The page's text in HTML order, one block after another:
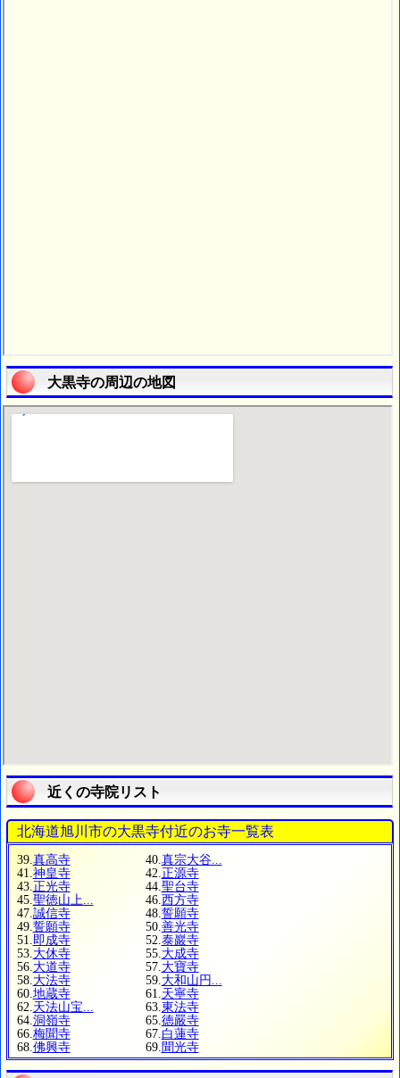
大黒寺の周辺の地図
近くの寺院リスト
北海道旭川市の大黒寺付近のお寺一覧表
39. 真高寺 40. 真宗大谷...
41. 神皇寺 42. 正源寺
43. 正光寺 44. 聖台寺
45. 聖徳山上... 46. 西方寺
47. 誠信寺 48. 誓願寺
49. 誓願寺 50. 善光寺
51. 即成寺 52. 泰巖寺
53. 大休寺 55. 大成寺
56. 大道寺 57. 大寶寺
58. 大法寺 59. 大和山円...
60. 地蔵寺 61. 天寧寺
62. 天法山宝... 63. 東法寺
64. 洞嶺寺 65. 徳嚴寺
66. 梅聞寺 67. 白蓮寺
68. 佛興寺 69. 聞光寺